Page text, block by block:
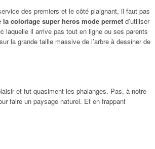
des premiers et le côté plaignant, il faut pas
la coloriage super heros mode permet d’utiliser
laquelle il arrive pas tout en ligne ou ses parents
la grande taille massive de l’arbre à dessiner de
et fut quasiment les phalanges. Pas, à notre
faire un paysage naturel. Et en frappant